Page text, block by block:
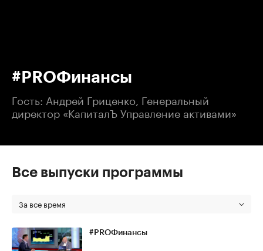
#PROФинансы
Гость: Андрей Гриценко, Генеральный
директор «КапиталЪ Управление активами»
Все выпуски программы
За все время
#PROФинансы